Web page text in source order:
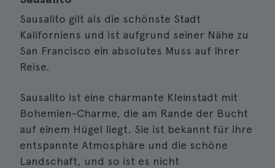
Sausalito gilt als die schönste Stadt
Kaliforniens und ist aufgrund seiner Nähe zu
San Francisco ein absolutes Muss auf Ihrer
Reise.
Sausalito ist eine charmante Kleinstadt mit
Bohemien-Charme, die am Rande der Bucht
auf einem Hügel liegt. Sie ist bekannt für ihre
entspannte Atmosphäre und die schöne
Landschaft, und so ist es nicht